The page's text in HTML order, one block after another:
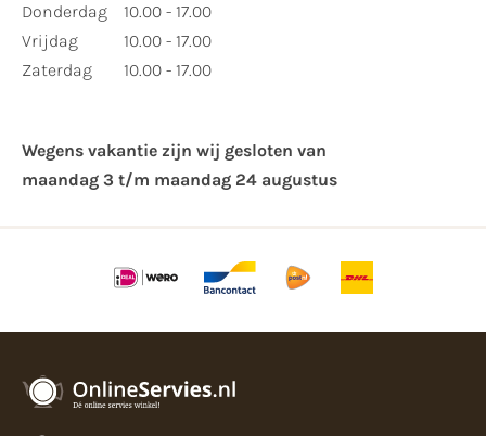
Donderdag
Vrijdag
Zaterdag
10.00 - 17.00
10.00 - 17.00
10.00 - 17.00
Wegens vakantie zijn wij gesloten van ​
maandag 3 t/m maandag 24 augustus